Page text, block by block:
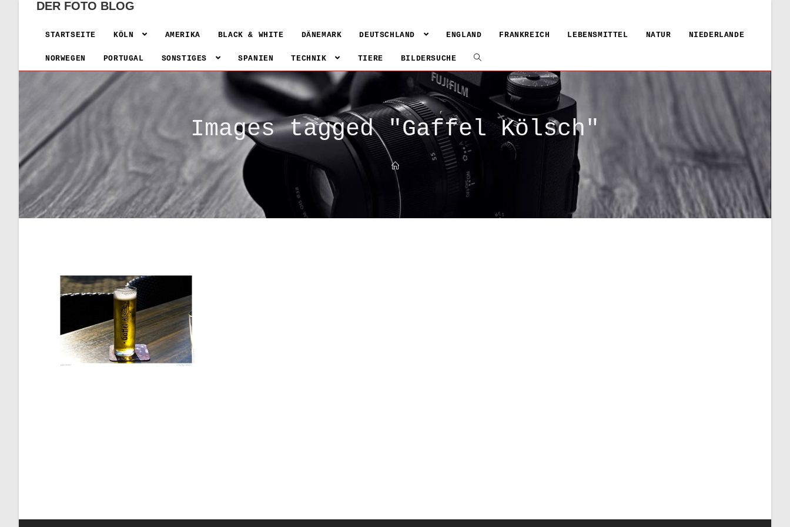
DER FOTO BLOG
STARTSEITE KÖLN AMERIKA BLACK & WHITE DÄNEMARK DEUTSCHLAND ENGLAND FRANKREICH LEBENSMITTEL NATUR NIEDERLANDE
NORWEGEN PORTUGAL SONSTIGES SPANIEN TECHNIK TIERE BILDERSUCHE
Images tagged "Gaffel Kölsch"